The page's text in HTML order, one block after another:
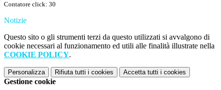
Contatore click: 30
Notizie
Questo sito o gli strumenti terzi da questo utilizzati si avvalgono di
cookie necessari al funzionamento ed utili alle finalità illustrate nella
COOKIE POLICY.
Personalizza Rifiuta tutti i cookies Accetta tutti i cookies
Gestione cookie